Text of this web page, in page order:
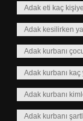
Adak eti kaç kişiye
Adak kesilirken
Adak kurbanı
Adak kurbanı kaç
Adak kurbanı
Adak kurbanı